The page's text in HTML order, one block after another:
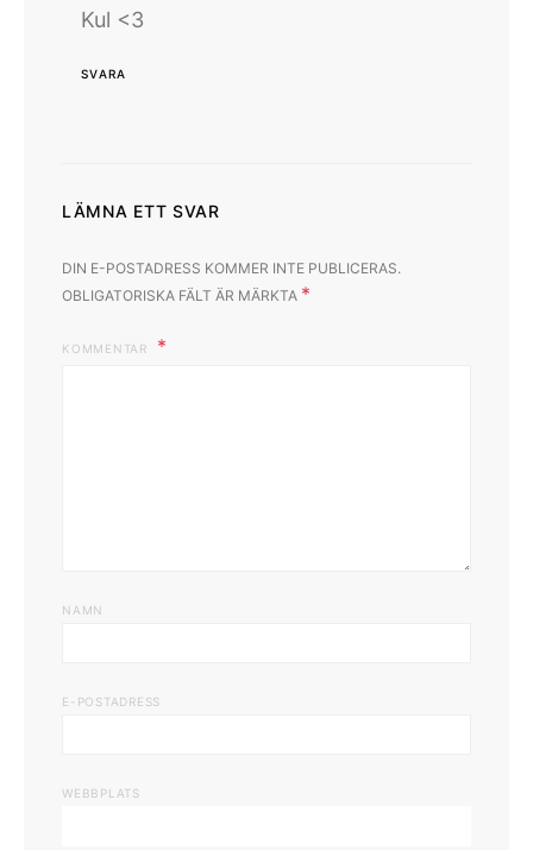
Kul <3
SVARA
LÄMNA ETT SVAR
DIN E-POSTADRESS KOMMER INTE PUBLICERAS.
OBLIGATORISKA FÄLT ÄR MÄRKTA *
KOMMENTAR
NAMN
E-POSTADRESS
WEBBPLATS